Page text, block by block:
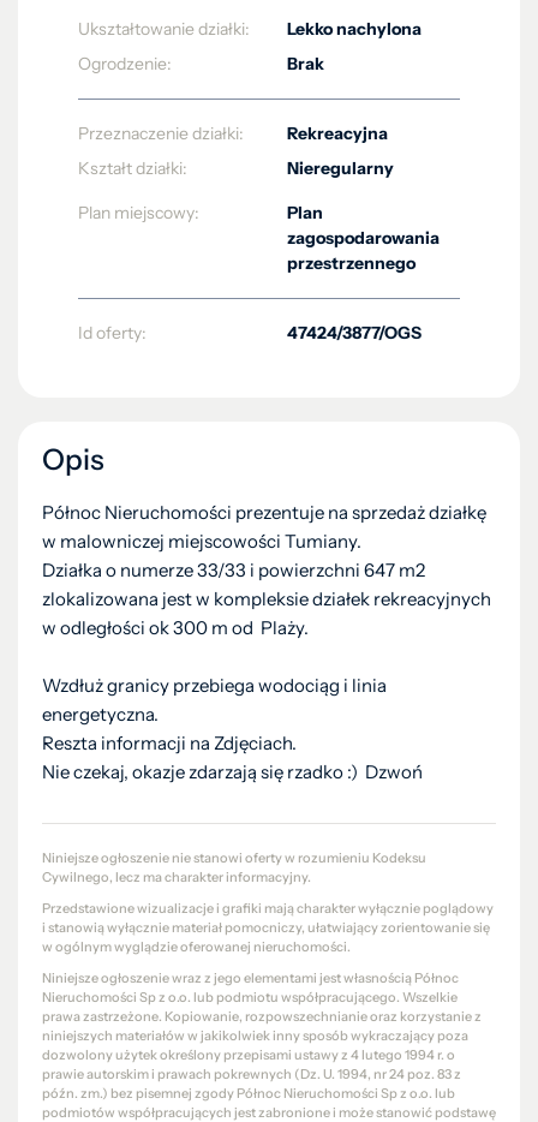
Ukształtowanie działki:
Lekko nachylona
Ogrodzenie:
Brak
Przeznaczenie działki:
Rekreacyjna
Kształt działki:
Nieregularny
Plan miejscowy:
Plan
zagospodarowania
przestrzennego
Id oferty: 47424/3877/OGS
Opis
Północ Nieruchomości prezentuje na sprzedaż działkę
w malowniczej miejscowości Tumiany.
Działka o numerze 33/33 i powierzchni 647 m2
zlokalizowana jest w kompleksie działek rekreacyjnych
w odległości ok 300 m od Plaży.
Wzdłuż granicy przebiega wodociąg i linia
energetyczna.
Reszta informacji na Zdjęciach.
Nie czekaj, okazje zdarzają się rzadko :) Dzwoń
Niniejsze ogłoszenie nie stanowi oferty w rozumieniu Kodeksu
Cywilnego, lecz ma charakter informacyjny.
Przedstawione wizualizacje i grafiki mają charakter wyłącznie poglądowy
i stanowią wyłącznie materiał pomocniczy, ułatwiający zorientowanie się
w ogólnym wyglądzie oferowanej nieruchomości.
Niniejsze ogłoszenie wraz z jego elementami jest własnością Północ
Nieruchomości Sp z o.o. lub podmiotu współpracującego. Wszelkie
prawa zastrzeżone. Kopiowanie, rozpowszechnianie oraz korzystanie z
niniejszych materiałów w jakikolwiek inny sposób wykraczający poza
dozwolony użytek określony przepisami ustawy z 4 lutego 1994 r. o
prawie autorskim i prawach pokrewnych (Dz. U. 1994, nr 24 poz. 83 z
późn. zm.) bez pisemnej zgody Północ Nieruchomości Sp z o.o. lub
podmiotów współpracujących jest zabronione i może stanowić podstawę